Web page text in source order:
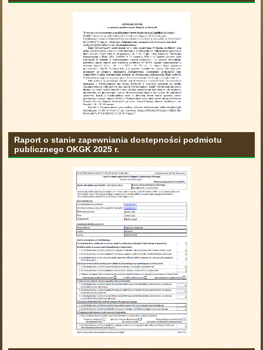
Raport o stanie zapewniania dostepności podmiotu
publicznego OKGK 2025 r.